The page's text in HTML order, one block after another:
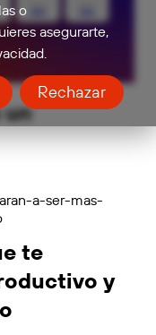
un
te
y
o
asegurarte,
Rechazar